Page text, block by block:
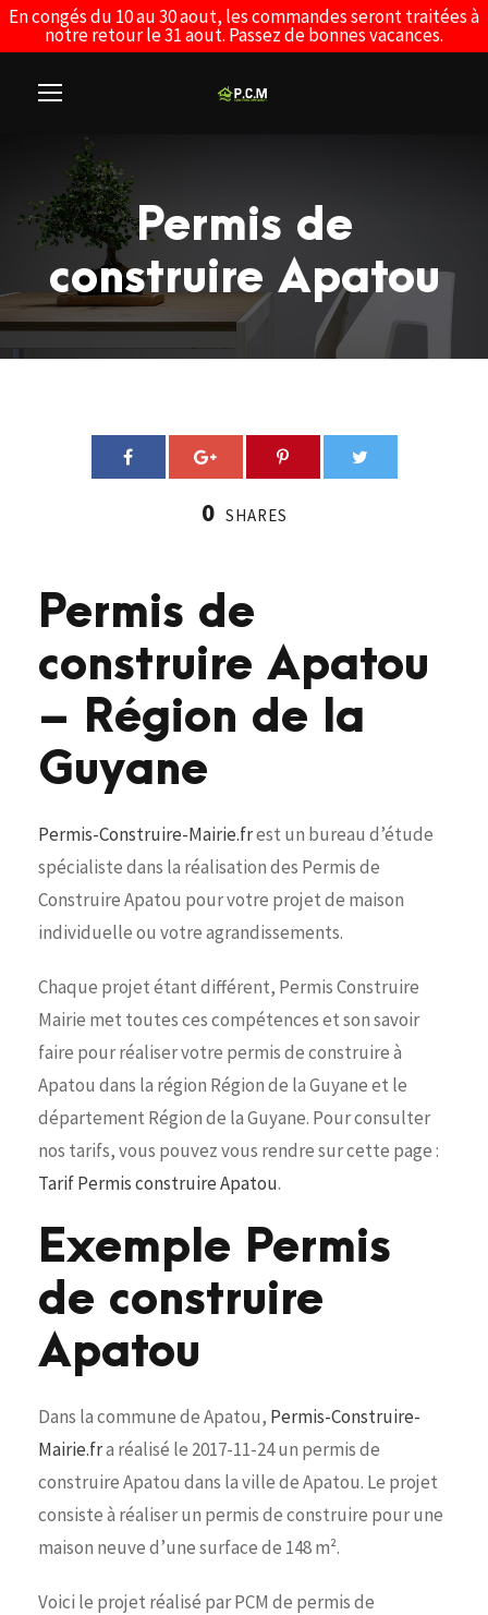
En congés du 10 au 30 aout, les commandes seront traitées à
notre retour le 31 aout. Passez de bonnes vacances.
Permis de
construire Apatou
0 SHARES
Permis de
construire Apatou
– Région de la
Guyane
Permis-Construire-Mairie.frest un bureau d’étude
spécialiste dans la réalisation des Permis de
Construire Apatou pour votre projet de maison
individuelle ou votre agrandissements.
Chaque projet étant différent, Permis Construire
Mairie met toutes ces compétences et son savoir
faire pour réaliser votre permis de construire à
Apatou dans la région Région de la Guyane et le
département Région de la Guyane. Pour consulter
nos tarifs, vous pouvez vous rendre sur cette page :
Tarif Permis construire Apatou.
Exemple Permis
de construire
Apatou
Dans la commune de Apatou, Permis-Construire-
Mairie.fra réalisé le 2017-11-24 un permis de
construire Apatou dans la ville de Apatou. Le projet
consiste à réaliser un permis de construire pour une
maison neuve d’une surface de 148 m².
Voici le projet réalisé par PCM de permis de